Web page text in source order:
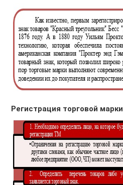
Регистрация торговой марки